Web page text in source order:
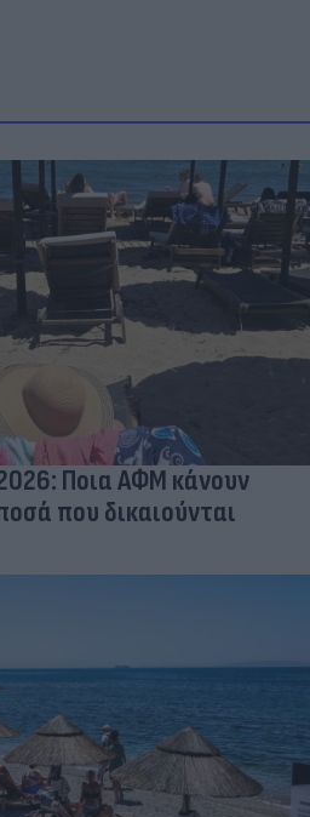
Ποια ΑΦΜ κάνουν
που δικαιούνται